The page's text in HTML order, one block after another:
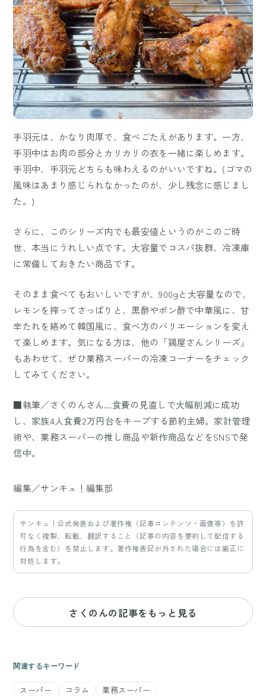
手羽元は、かなり肉厚で、食べごたえがあります。一方、
手羽中はお肉の部分とカリカリの衣を一緒に楽しめます。
手羽中、手羽元どちらも味わえるのがいいですね。(ゴマの
風味はあまり感じられなかったのが、少し残念に感じまし
た。)
さらに、このシリーズ内でも最安値というのがこのご時
世、本当にうれしい点です。大容量でコスパ抜群、冷凍庫
に常備しておきたい商品です。
そのまま食べてもおいしいですが、900gと大容量なので、
レモンを搾ってさっぱりと、黒酢やポン酢で中華風に、甘
辛たれを絡めて韓国風に、食べ方のバリエーションを変え
て楽しめます。気になる方は、他の「鶏屋さんシリーズ」
もあわせて、ぜひ業務スーパーの冷凍コーナーをチェック
してみてください。
■執筆／さくのんさん…食費の見直しで大幅削減に成功
し、家族4人食費2万円台をキープする節約主婦。家計管理
術や、業務スーパーの推し商品や新作商品などをSNSで発
信中。
編集／サンキュ！編集部
サンキュ！公式発表および著作権（記事コンテンツ・画像等）を許
可なく複製、転載、翻訳すること（記事の内容を要約して配信する
行為を含む）を禁止します。著作権表記が外された場合には厳正に
対処します。
さくのんの記事をもっと見る
関連するキーワード
スーパー コラム 業務スーパー